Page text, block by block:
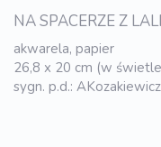
NA SPACERZE Z
akwarela, papier
26,8 x 20 cm (w
sygn. p.d.: